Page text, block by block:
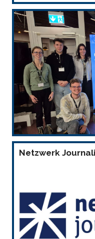
Netzwerk